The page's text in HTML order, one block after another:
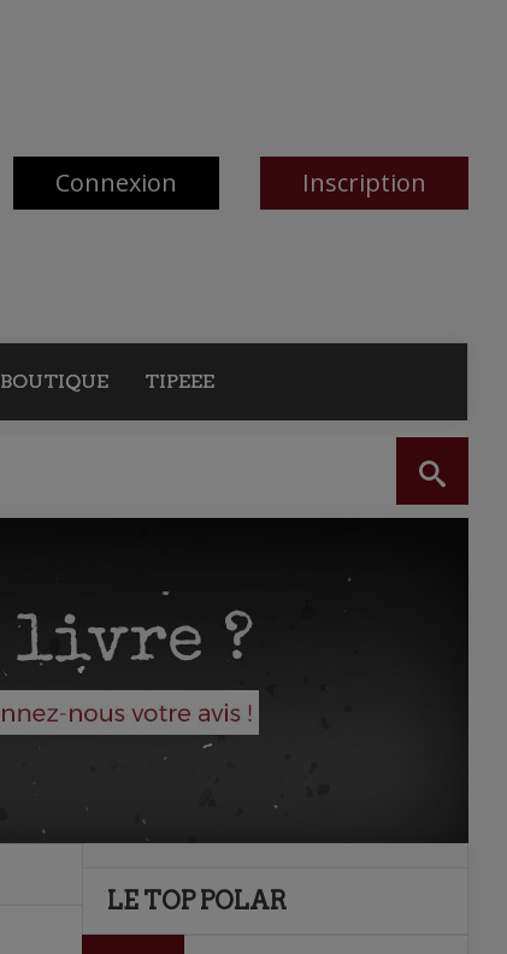
Connexion Inscription
BOUTIQUE TIPEEE
LE TOP POLAR